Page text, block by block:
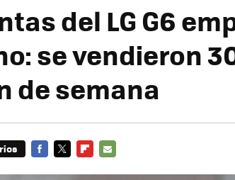
del LG G6
se vendieron
de semana